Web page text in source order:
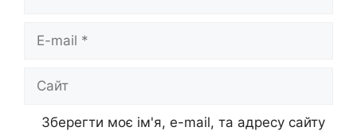
mail
Зберегти моє ім'я, e-mail, та адресу сайту